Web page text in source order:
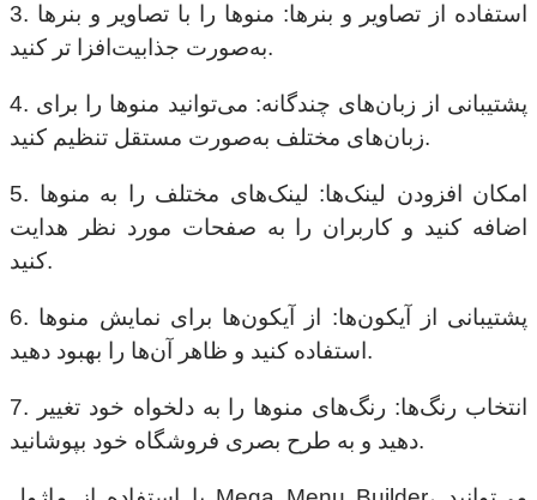
3. استفاده از تصاویر و بنرها: منوها را با تصاویر و بنرها
به‌صورت جذابیت‌افزا تر کنید.
4. پشتیبانی از زبان‌های چندگانه: می‌توانید منوها را برای
زبان‌های مختلف به‌صورت مستقل تنظیم کنید.
5. امکان افزودن لینک‌ها: لینک‌های مختلف را به منوها
اضافه کنید و کاربران را به صفحات مورد نظر هدایت
کنید.
6. پشتیبانی از آیکون‌ها: از آیکون‌ها برای نمایش منوها
استفاده کنید و ظاهر آن‌ها را بهبود دهید.
7. انتخاب رنگ‌ها: رنگ‌های منوها را به دلخواه خود تغییر
دهید و به طرح بصری فروشگاه خود بپوشانید.